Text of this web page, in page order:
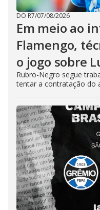
DO R7/07/08/2026
Em meio ao
Flamengo,
o jogo sobre
Rubro-Negro segue
tentar a contratação do